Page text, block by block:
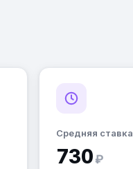
Средняя ставка
730 ₽